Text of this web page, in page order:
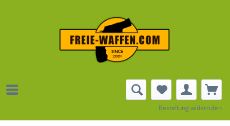
Bestellung widerrufen